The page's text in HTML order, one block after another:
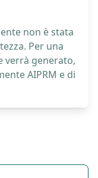
non è stata
Per una
verrà generato,
AIPRM e di